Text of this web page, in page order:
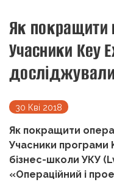
Як покращити
Учасники Key
30 Кві 2018
Як покращити
Учасники програми
бізнес-школи УКУ (
«Операційний і